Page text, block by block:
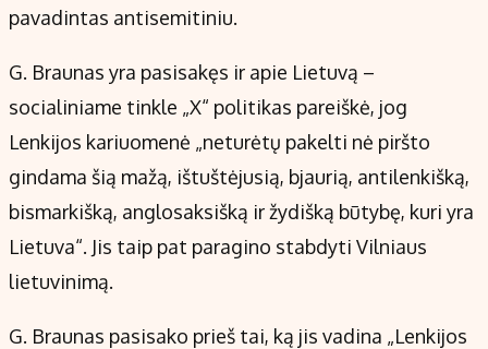
pavadintas antisemitiniu.
G. Braunas yra pasisakęs ir apie Lietuvą –
socialiniame tinkle „X“ politikas pareiškė, jog
Lenkijos kariuomenė „neturėtų pakelti nė piršto
gindama šią mažą, ištuštėjusią, bjaurią, antilenkišką,
bismarkišką, anglosaksišką ir žydišką būtybę, kuri yra
Lietuva“. Jis taip pat paragino stabdyti Vilniaus
lietuvinimą.
G. Braunas pasisako prieš tai, ką jis vadina „Lenkijos